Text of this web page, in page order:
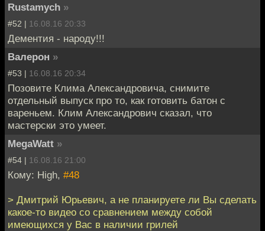
Rustamych »
#52 | 16.08.16 20:33
Дементия - народу!!!
Валерон »
#53 | 16.08.16 20:34
Позовите Клима Александровича, снимите
отдельный выпуск про то, как готовить батон с
вареньем. Клим Александрович сказал, что
мастерски это умеет.
MegaWatt »
#54 | 16.08.16 21:00
Кому: High, #48
> Дмитрий Юрьевич, а не планируете ли Вы сделать
какое-то видео со сравнением между собой
имеющихся у Вас в наличии грилей